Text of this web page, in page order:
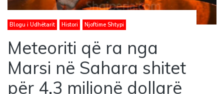
Blogu i Udhëtarit Histori Njoftime Shtypi
Meteoriti që ra nga
Marsi në Sahara shitet
për 4,3 milionë dollarë